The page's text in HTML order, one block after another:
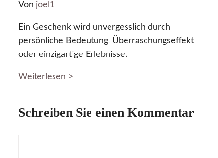
Von joel1
Ein Geschenk wird unvergesslich durch
persönliche Bedeutung, Überraschungseffekt
oder einzigartige Erlebnisse.
Weiterlesen >
Schreiben Sie einen Kommentar